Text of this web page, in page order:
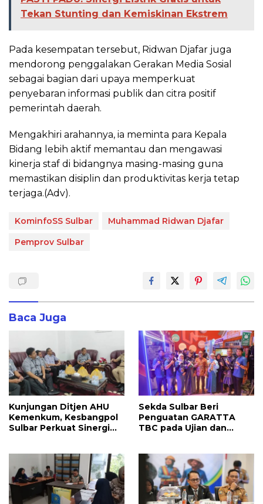
Tekan Stunting dan Kemiskinan Ekstrem
Pada kesempatan tersebut, Ridwan Djafar juga
mendorong penggalakan Gerakan Media Sosial
sebagai bagian dari upaya memperkuat
penyebaran informasi publik dan citra positif
pemerintah daerah.
Mengakhiri arahannya, ia meminta para Kepala
Bidang lebih aktif memantau dan mengawasi
kinerja staf di bidangnya masing-masing guna
memastikan disiplin dan produktivitas kerja tetap
terjaga.(Adv).
KominfoSS Sulbar
Muhammad Ridwan Djafar
Pemprov Sulbar
Baca Juga
Kunjungan Ditjen AHU
Kemenkum, Kesbangpol
Sulbar Perkuat Sinergi
Sekda Sulbar Beri
Penguatan GARATTA
TBC pada Ujian dan